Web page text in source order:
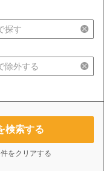
検索する
をクリアする